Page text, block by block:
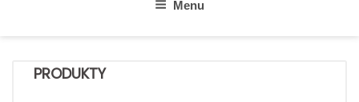
Menu
PRODUKTY